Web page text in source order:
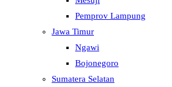
Pemprov Lampung
Jawa Timur
Ngawi
Bojonegoro
Sumatera Selatan